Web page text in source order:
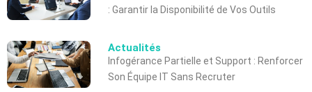
: Garantir la Disponibilité de Vos Outils
Actualités
Infogérance Partielle et Support : Renforcer
Son Équipe IT Sans Recruter